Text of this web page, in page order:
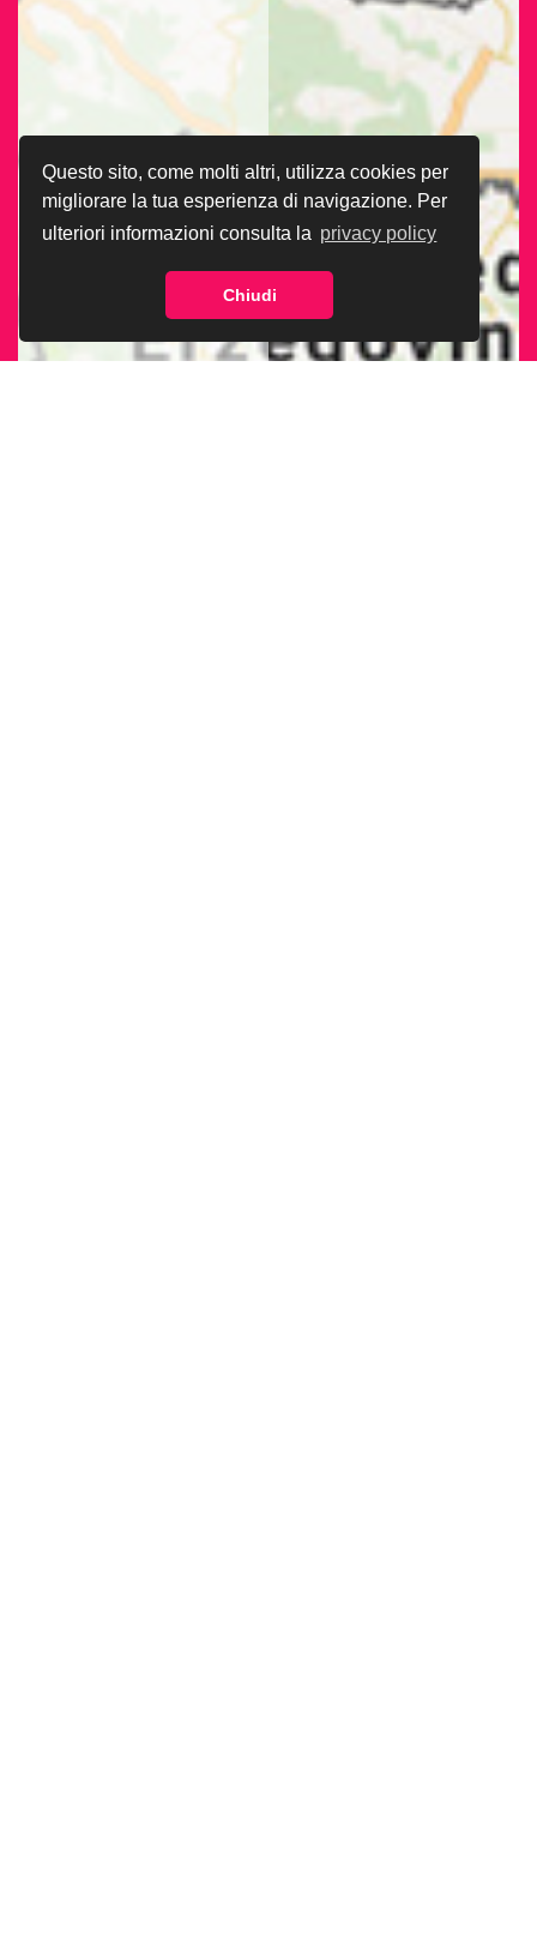
Questo sito, come molti altri, utilizza cookies per
migliorare la tua esperienza di navigazione. Per
ulteriori informazioni consulta la privacy policy
Chiudi